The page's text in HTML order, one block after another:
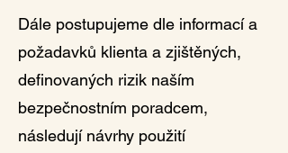
Dále postupujeme dle informací a
požadavků klienta a zjištěných,
definovaných rizik naším
bezpečnostním poradcem,
následují návrhy použití